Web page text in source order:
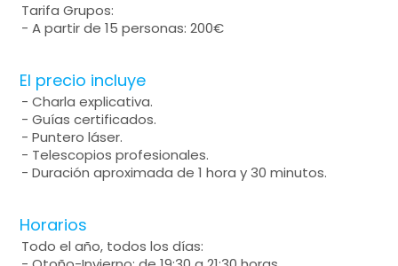
Tarifa Grupos:
- A partir de 15 personas: 200€
El precio incluye
- Charla explicativa.
- Guías certificados.
- Puntero láser.
- Telescopios profesionales.
- Duración aproximada de 1 hora y 30 minutos.
Horarios
Todo el año, todos los días: